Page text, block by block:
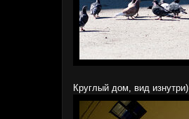
Круглый дом, вид изнутри)